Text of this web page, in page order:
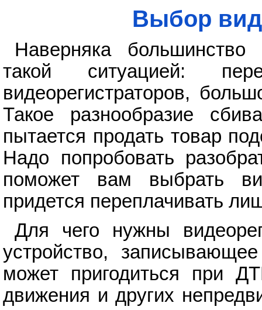
Выбор
Наверняка большинство
такой ситуацией:
видеорегистраторов,
Такое разнообразие
пытается продать товар
Надо попробовать
поможет вам выбрать
придется переплачивать
Для чего нужны
устройство,
может пригодиться при
движения и других